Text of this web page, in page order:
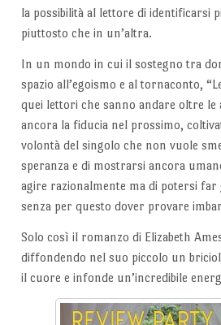
la possibilità al lettore di identificarsi
piuttosto che in un’altra.
In un mondo in cui il sostegno tra
spazio all’egoismo e al tornaconto,
quei lettori che sanno andare oltre le
ancora la fiducia nel prossimo,
volontà del singolo che non vuole
speranza e di mostrarsi ancora
agire razionalmente ma di potersi far
senza per questo dover provare
Solo così il romanzo di Elizabeth
diffondendo nel suo piccolo un
il cuore e infonde un’incredibile